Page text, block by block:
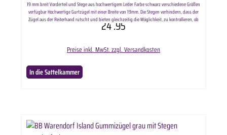
19 mm breit Vorderteil und Stege aus hochwertigem Leder Farbe schwarz verschiedene Größen
verfügbar Hochwertige Gurtzügel mit einer Breite von 19mm. Die Stegen verhindern, dass der
Zügel aus der Reiterhand rutscht und bieten gleichzeitig die Möglichkeit, zu kontrollieren, ob
das Zügelmaß gleichmäßig ist. Lieferumfang enthält: ausgewählte Variante BB Gurtzügel mit
24.95
Preise inkl. MwSt. zzgl. Versandkosten
In die Sattelkammer